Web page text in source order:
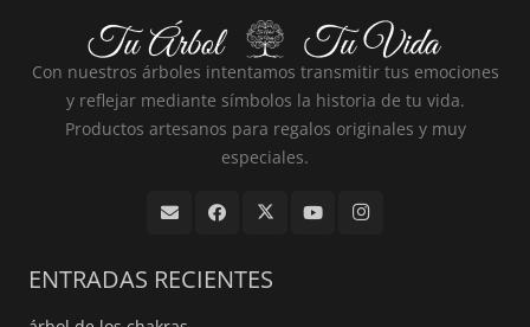
Con nuestros árboles intentamos transmitir tus emociones
y reflejar mediante símbolos la historia de tu vida.
Productos artesanos para regalos originales y muy
especiales.
ENTRADAS RECIENTES